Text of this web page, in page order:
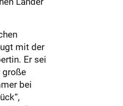
mit der
Er sei
große
bei